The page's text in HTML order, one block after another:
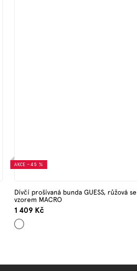
AKCE –45 %
Dívčí prošívaná bunda GUESS, růžová se
vzorem MACRO
1 409 Kč
Růžová